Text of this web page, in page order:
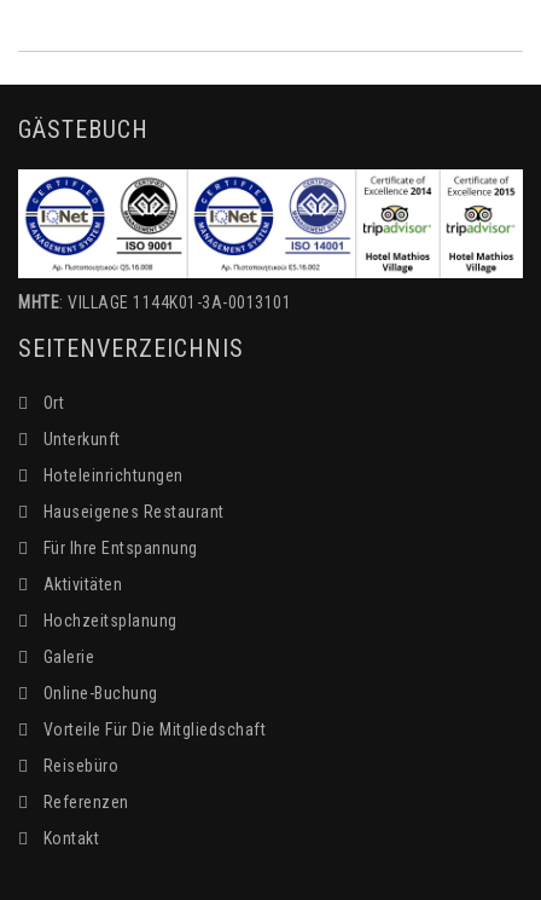
GÄSTEBUCH
MHTE: VILLAGE 1144K01-3A-0013101
SEITENVERZEICHNIS
Ort
Unterkunft
Hoteleinrichtungen
Hauseigenes Restaurant
Für Ihre Entspannung
Aktivitäten
Hochzeitsplanung
Galerie
Online-Buchung
Vorteile Für Die Mitgliedschaft
Reisebüro
Referenzen
Kontakt